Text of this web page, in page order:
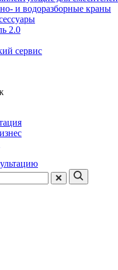
и водоразборные краны
2.0
сервис